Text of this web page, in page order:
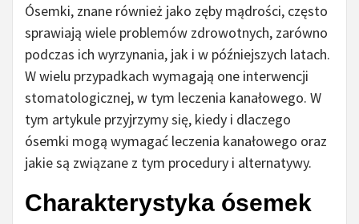
Ósemki, znane również jako zęby mądrości, często
sprawiają wiele problemów zdrowotnych, zarówno
podczas ich wyrzynania, jak i w późniejszych latach.
W wielu przypadkach wymagają one interwencji
stomatologicznej, w tym leczenia kanałowego. W
tym artykule przyjrzymy się, kiedy i dlaczego
ósemki mogą wymagać leczenia kanałowego oraz
jakie są związane z tym procedury i alternatywy.
Charakterystyka ósemek